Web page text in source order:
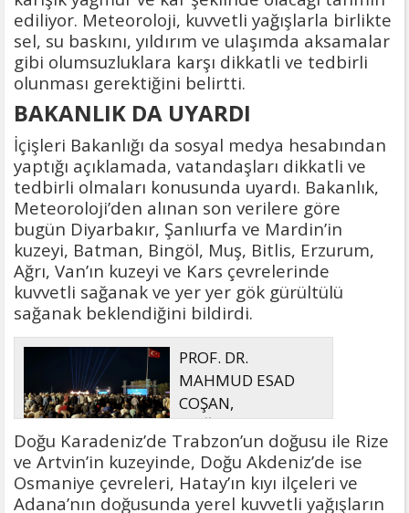
ediliyor. Meteoroloji, kuvvetli yağışlarla birlikte
sel, su baskını, yıldırım ve ulaşımda aksamalar
gibi olumsuzluklara karşı dikkatli ve tedbirli
olunması gerektiğini belirtti.
BAKANLIK DA UYARDI
İçişleri Bakanlığı da sosyal medya hesabından
yaptığı açıklamada, vatandaşları dikkatli ve
tedbirli olmaları konusunda uyardı. Bakanlık,
Meteoroloji’den alınan son verilere göre
bugün Diyarbakır, Şanlıurfa ve Mardin’in
kuzeyi, Batman, Bingöl, Muş, Bitlis, Erzurum,
Ağrı, Van’ın kuzeyi ve Kars çevrelerinde
kuvvetli sağanak ve yer yer gök gürültülü
sağanak beklendiğini bildirdi.
PROF. DR.
MAHMUD ESAD
COŞAN,
DOĞUMUNUN
HİCRÎ 91. YILINDA ELAZIĞ'DA YÂD
EDİLECEK
Doğu Karadeniz’de Trabzon’un doğusu ile Rize
ve Artvin’in kuzeyinde, Doğu Akdeniz’de ise
Osmaniye çevreleri, Hatay’ın kıyı ilçeleri ve
Adana’nın doğusunda yerel kuvvetli yağışların